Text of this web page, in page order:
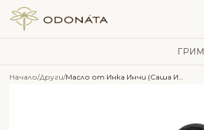
Skip to content
ГРИМ
Начало/Други/ Масло от Инка Инчи (Саша Инчи) 50мл